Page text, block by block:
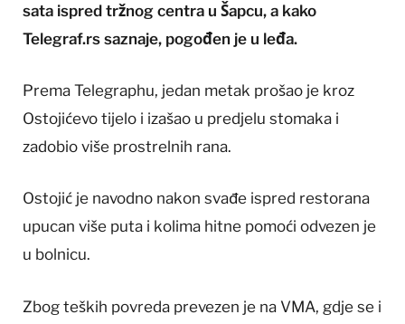
sata ispred tržnog centra u Šapcu, a kako
Telegraf.rs saznaje, pogođen je u leđa.
Prema Telegraphu, jedan metak prošao je kroz
Ostojićevo tijelo i izašao u predjelu stomaka i
zadobio više prostrelnih rana.
Ostojić je navodno nakon svađe ispred restorana
upucan više puta i kolima hitne pomoći odvezen je
u bolnicu.
Zbog teških povreda prevezen je na VMA, gdje se i